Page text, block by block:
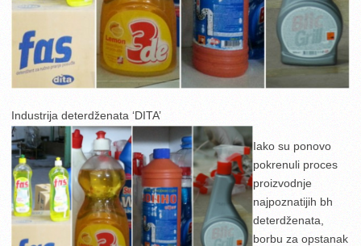
Industrija deterdženata ‘DITA’
Iako su ponovo
pokrenuli proces
proizvodnje
najpoznatijih bh
deterdženata,
borbu za opstanak